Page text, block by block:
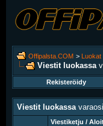
Offipalsta.COM > Luokat
Viestit luokassa
Rekisteröidy
Viestit luokassa
Viestiketju /